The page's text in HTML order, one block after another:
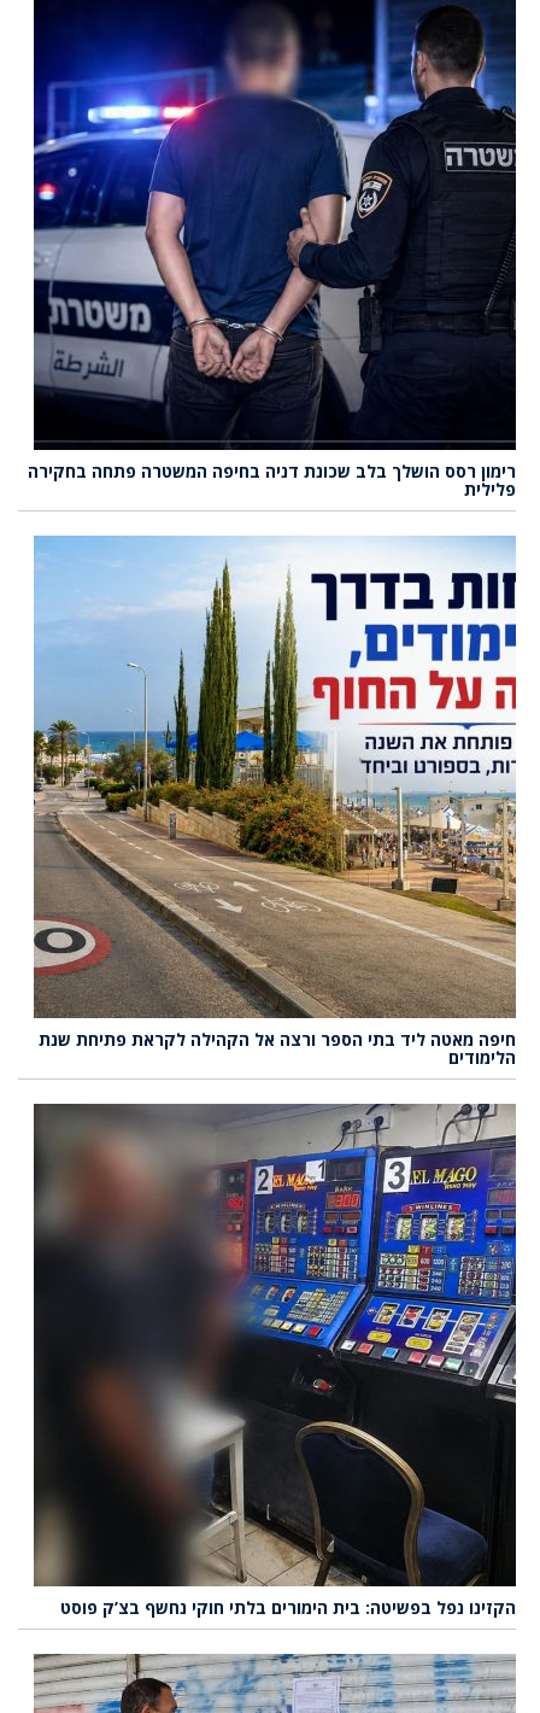
רימון רסס הושלך בלב שכונת דניה בחיפה המשטרה פתחה בחקירה
פלילית
חיפה מאטה ליד בתי הספר ורצה אל הקהילה לקראת פתיחת שנת
הלימודים
הקזינו נפל בפשיטה: בית הימורים בלתי חוקי נחשף בצ’ק פוסט